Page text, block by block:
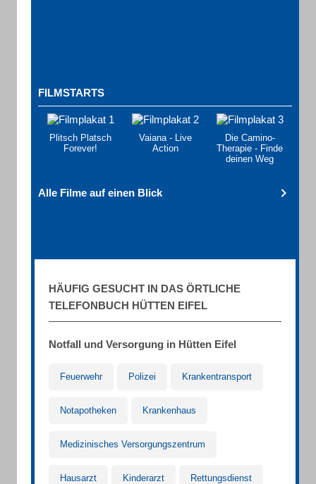
FILMSTARTS
Plitsch Platsch
Forever!
Vaiana - Live
Action
Die Camino-
Therapie - Finde
deinen Weg
Alle Filme auf einen Blick
HÄUFIG GESUCHT IN DAS ÖRTLICHE
TELEFONBUCH HÜTTEN EIFEL
Notfall und Versorgung in Hütten Eifel
Feuerwehr Polizei Krankentransport
Notapotheken Krankenhaus
Medizinisches Versorgungszentrum
Hausarzt Kinderarzt Rettungsdienst